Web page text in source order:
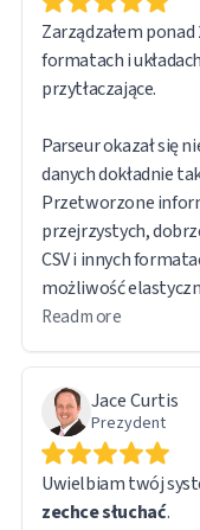
Zarządzałem
formatach i
przytłaczające.
Parseur okazał się
danych dokładnie
Przetworzone
przejrzystych,
CSV i innych
możliwość
eksportem.
Oprogramowanie
użytkownika.
szczególnie
pozostaje dostępny
wyeksportowanym
dokumentów
Read more
Jace Curtis
Prezydent
Uwielbiam twój
zechce słuchać.